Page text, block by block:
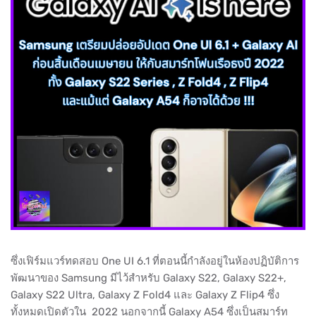
ซึ่งเฟิร์มแวร์ทดสอบ One UI 6.1 ที่ตอนนี้กำลังอยู่ในห้องปฏิบัติการ
พัฒนาของ Samsung มีไว้สำหรับ Galaxy S22, Galaxy S22+,
Galaxy S22 Ultra, Galaxy Z Fold4 และ Galaxy Z Flip4 ซึ่ง
ทั้งหมดเปิดตัวใน 2022 นอกจากนี้ Galaxy A54 ซึ่งเป็นสมาร์ท